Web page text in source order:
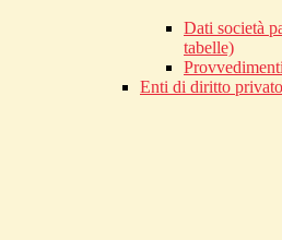
Dati società
tabelle)
Provvedimenti
Enti di diritto